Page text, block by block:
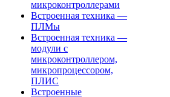
микроконтроллерами
Встроенная техника —
ПЛМы
Встроенная техника —
модули с
микроконтроллером,
микропроцессором,
ПЛИС
Встроенные